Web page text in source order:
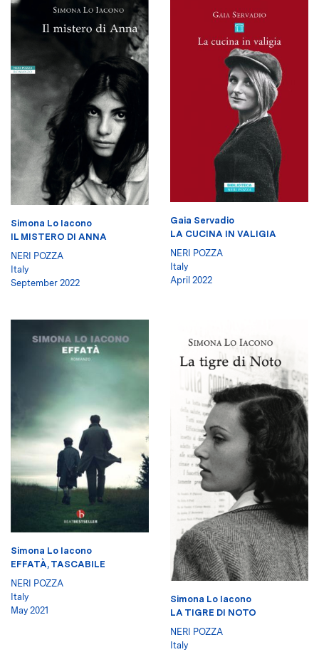
Simona Lo Iacono
IL MISTERO DI ANNA
NERI POZZA
Italy
September 2022
Gaia Servadio
LA CUCINA IN VALIGIA
NERI POZZA
Italy
April 2022
Simona Lo Iacono
EFFATÀ, TASCABILE
NERI POZZA
Italy
May 2021
Simona Lo Iacono
LA TIGRE DI NOTO
NERI POZZA
Italy